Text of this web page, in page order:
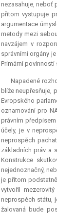
nezasahuje, neboť
přitom vystupuje
argumentace
metody mezi
navzájem v
správními orgány
Primární
Napadené
blíže neupřesňuje,
Evropského
oznamování pro
právním
účely, je v
neprospěch
základních práv a
Konstrukce
nejednoznačný,
je přitom
vytvořil
neprospěch státu,
žalovaná bude